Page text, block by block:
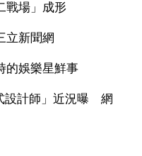
戰場」成形
立新聞網
娛樂星鮮事
設計師」近況曝 網